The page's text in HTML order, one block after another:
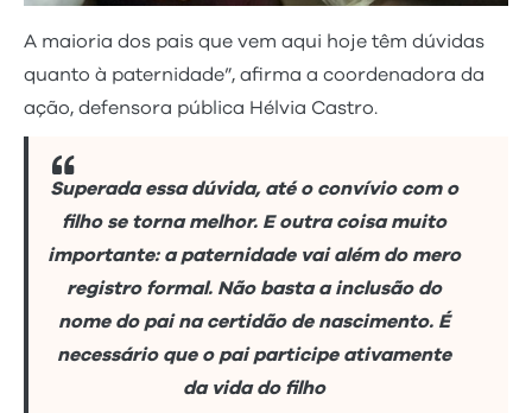
A maioria dos pais que vem aqui hoje têm dúvidas
quanto à paternidade”, afirma a coordenadora da
ação, defensora pública Hélvia Castro.
Superada essa dúvida, até o convívio com o
filho se torna melhor. E outra coisa muito
importante: a paternidade vai além do mero
registro formal. Não basta a inclusão do
nome do pai na certidão de nascimento. É
necessário que o pai participe ativamente
da vida do filho